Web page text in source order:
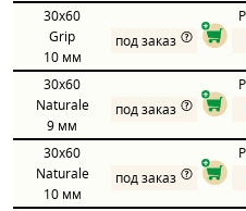
30x60
Grip
10 мм
под заказ
30x60
Naturale
9 мм
под заказ
30x60
Naturale
10 мм
под заказ